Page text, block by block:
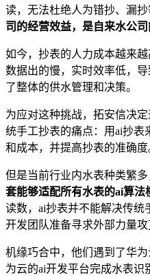
读，⽆法杜绝⼈为错抄、漏
司的经营效益，是自来水公
如今，抄表的人力成本越来
数据出的慢，实时效率低，
了整体的供水管理和决策。
为应对这种挑战，拓安信决
统⼿⼯抄表的痛点：用ai抄表
和成本，并提高抄表的准确度
但是当前行业内水表种类繁多
套能够适配所有水表的ai算法
读数，ai抄表并不能解决传统
开发团队准备寻求外部力量攻
机缘巧合中，他们遇到了华
为云的ai开发平台完成水表